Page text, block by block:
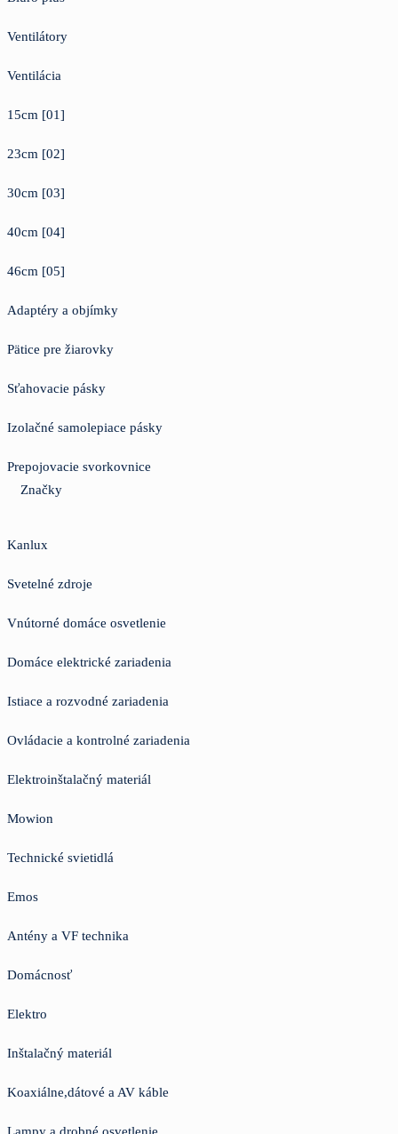
Ventilátory
Ventilácia
15cm [01]
23cm [02]
30cm [03]
40cm [04]
46cm [05]
Adaptéry a objímky
Pätice pre žiarovky
Sťahovacie pásky
Izolačné samolepiace pásky
Prepojovacie svorkovnice
Značky
Kanlux
Svetelné zdroje
Vnútorné domáce osvetlenie
Domáce elektrické zariadenia
Istiace a rozvodné zariadenia
Ovládacie a kontrolné zariadenia
Elektroinštalačný materiál
Mowion
Technické svietidlá
Emos
Antény a VF technika
Domácnosť
Elektro
Inštalačný materiál
Koaxiálne,dátové a AV káble
Lampy a drobné osvetlenie